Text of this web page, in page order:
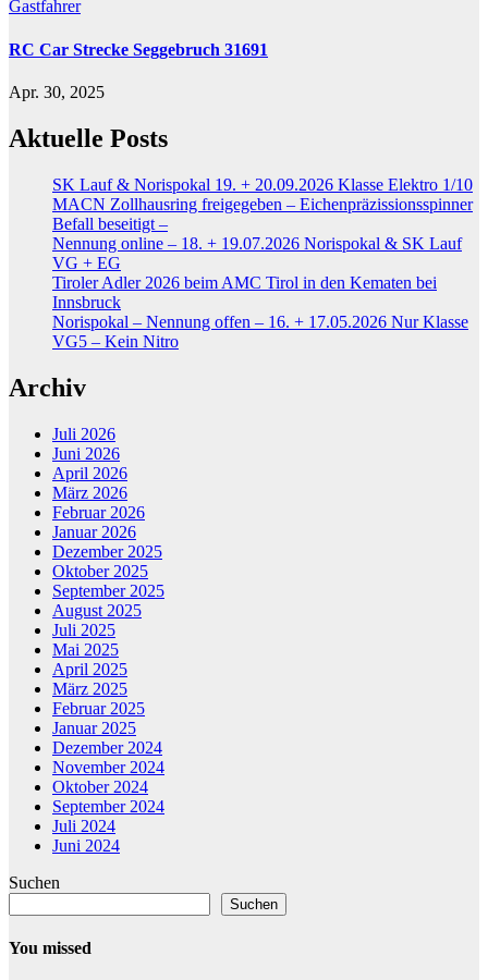
Gastfahrer
RC Car Strecke Seggebruch 31691
Apr. 30, 2025
Aktuelle Posts
SK Lauf & Norispokal 19. + 20.09.2026 Klasse Elektro 1/10
MACN Zollhausring freigegeben – Eichenpräzissionsspinner
Befall beseitigt –
Nennung online – 18. + 19.07.2026 Norispokal & SK Lauf
VG + EG
Tiroler Adler 2026 beim AMC Tirol in den Kematen bei
Innsbruck
Norispokal – Nennung offen – 16. + 17.05.2026 Nur Klasse
VG5 – Kein Nitro
Archiv
Juli 2026
Juni 2026
April 2026
März 2026
Februar 2026
Januar 2026
Dezember 2025
Oktober 2025
September 2025
August 2025
Juli 2025
Mai 2025
April 2025
März 2025
Februar 2025
Januar 2025
Dezember 2024
November 2024
Oktober 2024
September 2024
Juli 2024
Juni 2024
Suchen
Suchen
You missed